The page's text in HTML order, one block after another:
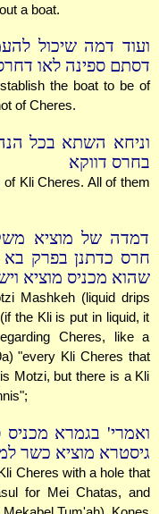
a boat.
ועוד דמה שיכול
דסתם ספינה לאו
the boat to be of
of Cheres.
וניחא השתא בכל
בחרס דווקא
Kli Cheres. All of them
דמדה של מוציא
חרס כדתנן בפרק
שהוא מכניס מוציא
Mashkeh (liquid drips
the Kli is put in liquid, it
Cheres, like a
"every Kli Cheres that
Motzi, but there is a Kli
ואמרי' בגמרא
גיסטרא מוציא כשר
Cheres with a hole that
for Mei Chatas, and